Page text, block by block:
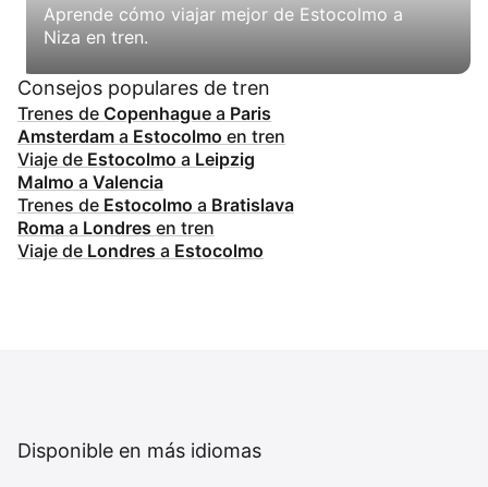
Aprende cómo viajar mejor de Estocolmo a
Niza en tren.
Consejos populares de tren
Trenes de Copenhague a Paris
Amsterdam a Estocolmo en tren
Viaje de Estocolmo a Leipzig
Malmo a Valencia
Trenes de Estocolmo a Bratislava
Roma a Londres en tren
Viaje de Londres a Estocolmo
Disponible en más idiomas